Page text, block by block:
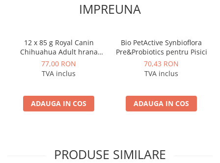
IMPREUNA
12 x 85 g Royal Canin
Chihuahua Adult hrana
umeda caine
77,00 RON
TVA inclus
ADAUGA IN COS
Bio PetActive Synbioflora
Pre&Probiotics pentru Pisici
70,43 RON
TVA inclus
ADAUGA IN COS
PRODUSE SIMILARE